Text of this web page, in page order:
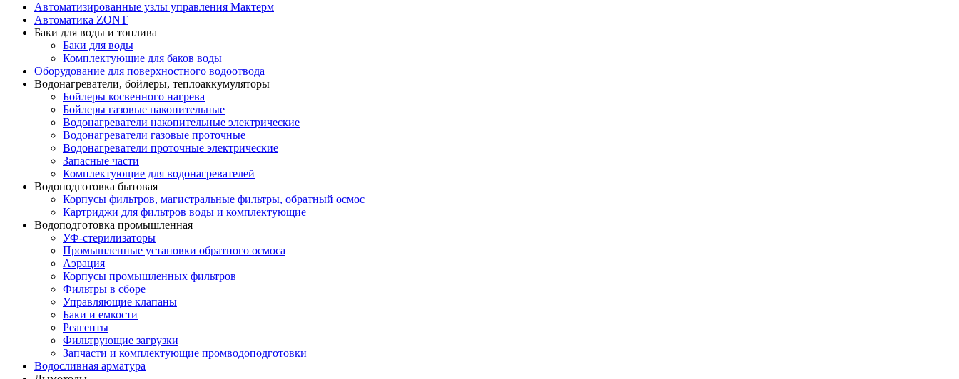
Автоматизированные узлы управления Мактерм
Автоматика ZONT
Баки для воды и топлива
Баки для воды
Комплектующие для баков воды
Оборудование для поверхностного водоотвода
Водонагреватели, бойлеры, теплоаккумуляторы
Бойлеры косвенного нагрева
Бойлеры газовые накопительные
Водонагреватели накопительные электрические
Водонагреватели газовые проточные
Водонагреватели проточные электрические
Запасные части
Комплектующие для водонагревателей
Водоподготовка бытовая
Корпусы фильтров, магистральные фильтры, обратный осмос
Картриджи для фильтров воды и комплектующие
Водоподготовка промышленная
УФ-стерилизаторы
Промышленные установки обратного осмоса
Аэрация
Корпусы промышленных фильтров
Фильтры в сборе
Управляющие клапаны
Баки и емкости
Реагенты
Фильтрующие загрузки
Запчасти и комплектующие промводоподготовки
Водосливная арматура